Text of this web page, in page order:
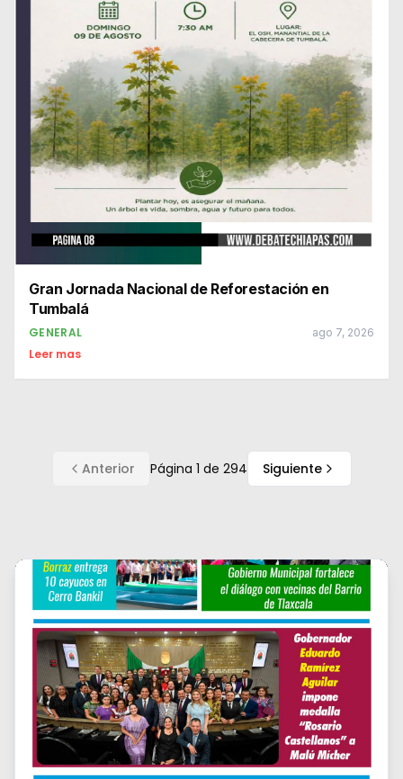
Gran Jornada Nacional de Reforestación en
Tumbalá
GENERAL ago 7, 2026
Leer mas
Anterior Página 1 de 294 Siguiente